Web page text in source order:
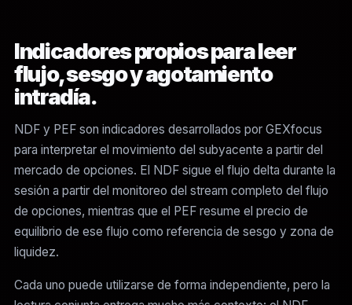
Indicadores propios para leer
flujo, sesgo y agotamiento
intradía.
NDF y PEF son indicadores desarrollados por GEXfocus
para interpretar el movimiento del subyacente a partir del
mercado de opciones. El NDF sigue el flujo delta durante la
sesión a partir del monitoreo del stream completo del flujo
de opciones, mientras que el PEF resume el precio de
equilibrio de ese flujo como referencia de sesgo y zona de
liquidez.
Cada uno puede utilizarse de forma independiente, pero la